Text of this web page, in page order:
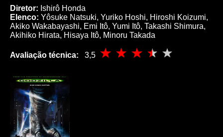
Diretor: Ishirô Honda
Elenco: Yôsuke Natsuki, Yuriko Hoshi, Hiroshi Koizumi,
Akiko Wakabayashi, Emi Itô, Yumi Itô, Takashi Shimura,
Akihiko Hirata, Hisaya Itô, Minoru Takada
Avaliação técnica: 3,5